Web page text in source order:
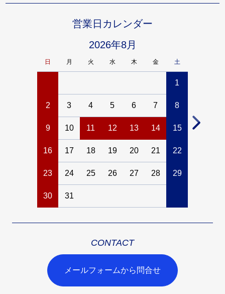
営業日カレンダー
2026年8月
日 月 火 水 木 金 土
1
2 3 4 5 6 7 8
9 10 11 12 13 14 15
16 17 18 19 20 21 22
23 24 25 26 27 28 29
30 31
13
CONTACT
メールフォームから問合せ